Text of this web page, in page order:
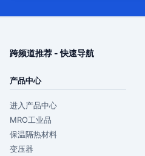
跨频道推荐 - 快速导航
产品中心
进入产品中心
MRO工业品
保温隔热材料
变压器